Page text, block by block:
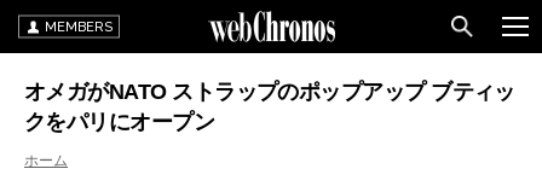
MEMBERS
オメガがNATO ストラップのポップアップ ブティッ
クをパリにオープン
ホーム